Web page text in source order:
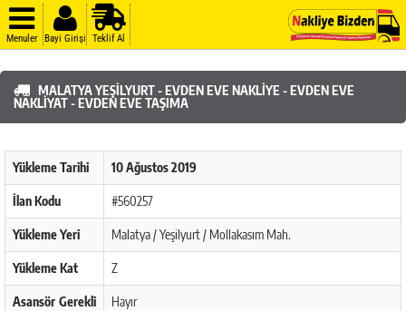
Menuler Bayi Girişi Teklif Al
MALATYA YEŞILYURT - EVDEN EVE NAKLIYE - EVDEN EVE
NAKLIYAT - EVDEN EVE TAŞIMA
Yükleme Tarihi 10 Ağustos 2019
İlan Kodu #560257
Yükleme Yeri Malatya / Yeşilyurt / Mollakasım Mah.
Yükleme Kat Z
Asansör Gerekli
Hayır